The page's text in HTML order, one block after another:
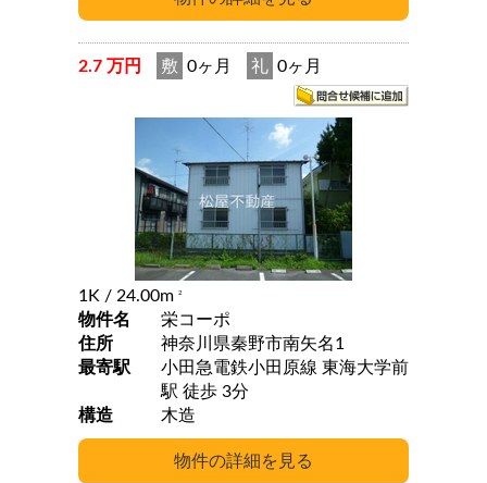
2.7 万円 敷 0ヶ月 礼 0ヶ月
1K / 24.00m 2
物件名
栄コーポ
住所
神奈川県秦野市南矢名1
最寄駅
小田急電鉄小田原線 東海大学前
駅 徒歩 3分
構造
木造